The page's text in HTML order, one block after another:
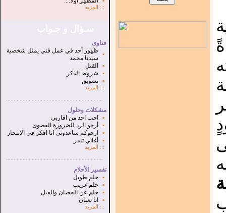
::: المزيد
فتاوى
▪
ظهور أحد في عمل فني يمثل شخصية
سيدنا محمد
▪
القتل
▪
شروط الذكر
▪
تسويق
:::
المزيد
مشكلات وحلول
▪
احب احد من اقاربي
▪
أرجو الرد للضرورة القصوى
▪
ارجوكم ساعدوني انا افكر في الانتحار
▪
أغاني تامر
:::
المزيد
تفسير الأحلام
▪
حلم طويل
▪
حلم غريب
▪
حلم عن الحصان والفيل
▪
انا تعبان
:::
المزيد